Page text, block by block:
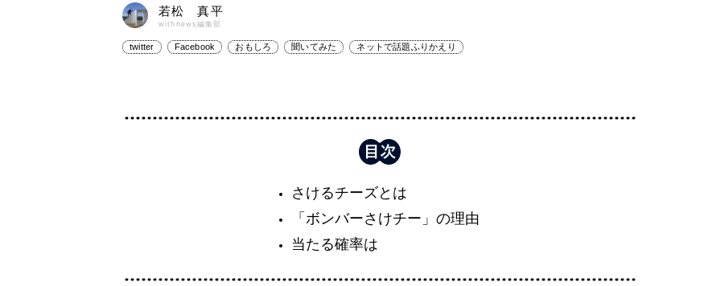
若松 真平
withnews編集部
twitter Facebook おもしろ 聞いてみた ネットで話題ふりかえり
さけるチーズとは
「ボンバーさけチー」の理由
当たる確率は